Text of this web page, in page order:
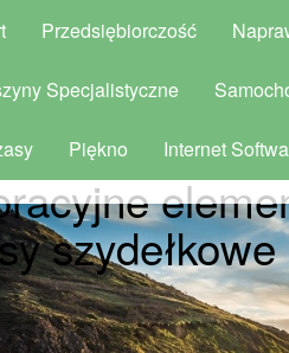
Przedsiębiorczość
Specjalistyczne
Piękno Internet
szydełkowe